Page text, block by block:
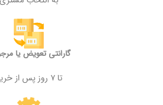
گارانتی تعویض یا
تا ۷ روز پس از خرید